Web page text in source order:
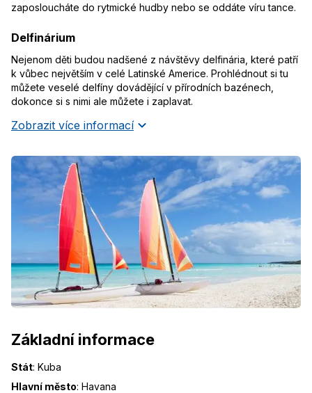
zaposloucháte do rytmické hudby nebo se oddáte víru tance.
Delfinárium
Nejenom děti budou nadšené z návštěvy delfinária, které patří
k vůbec největším v celé Latinské Americe. Prohlédnout si tu
můžete veselé delfíny dovádějící v přírodních bazénech,
dokonce si s nimi ale můžete i zaplavat.
Zobrazit více informací
Základní informace
Stát: Kuba
Hlavní město: Havana